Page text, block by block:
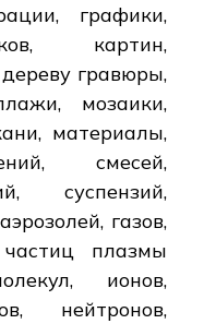
графики,
картин,
гравюры,
мозаики,
материалы,
смесей,
суспензий,
газов,
плазмы
ионов,
нейтронов,